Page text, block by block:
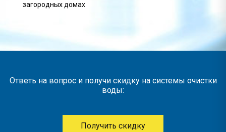
загородных домах
Ответь на вопрос и получи скидку на системы очистки
воды:
Получить скидку